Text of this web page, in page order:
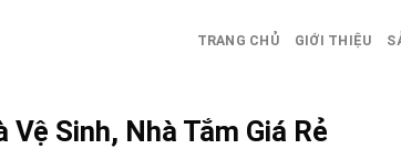
TRANG CHỦ GIỚI THIỆU
Sinh, Nhà Tắm Giá Rẻ